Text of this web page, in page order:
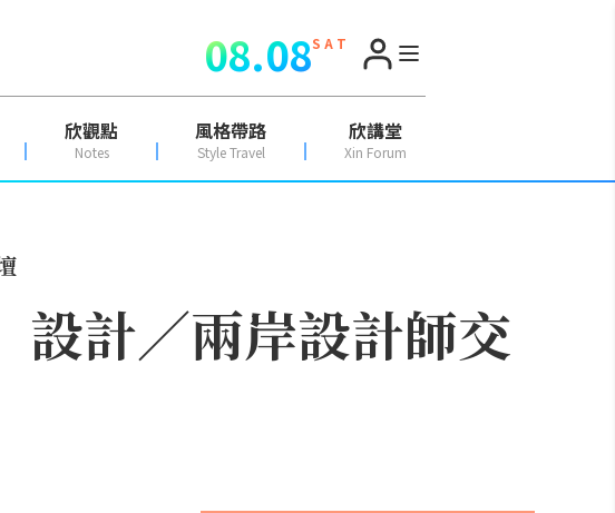
08.08S A T
欣觀點
Notes
風格帶路
Style Travel
欣講堂
Xin Forum
計／兩岸設計師交